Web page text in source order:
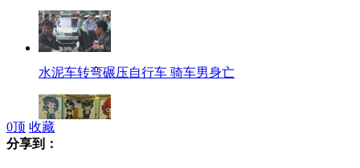
水泥车转弯碾压自行车 骑车男身亡
0顶 收藏
分享到：